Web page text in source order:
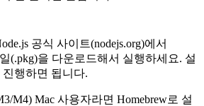
공식 사이트(nodejs.org)에서
(.pkg)을 다운로드해서 실행하세요. 설
행하면 됩니다.
M4) Mac 사용자라면 Homebrew로 설